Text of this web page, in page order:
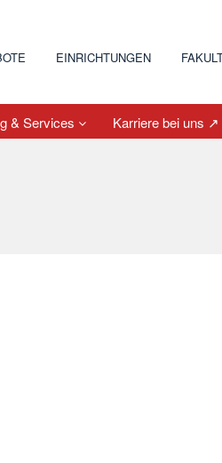
EINRICHTUNGEN
& Services Karriere bei uns ↗